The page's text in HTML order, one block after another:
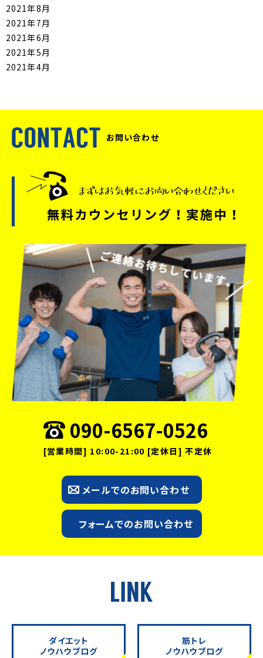
2021年8月
2021年7月
2021年6月
2021年5月
2021年4月
お問い合わせ
090-6567-0526
[営業時間] 10:00-21:00 [定休日] 不定休
メールでのお問い合わせ
フォームでのお問い合わせ
ダイエット
ノウハウブログ
筋トレ
ノウハウブログ